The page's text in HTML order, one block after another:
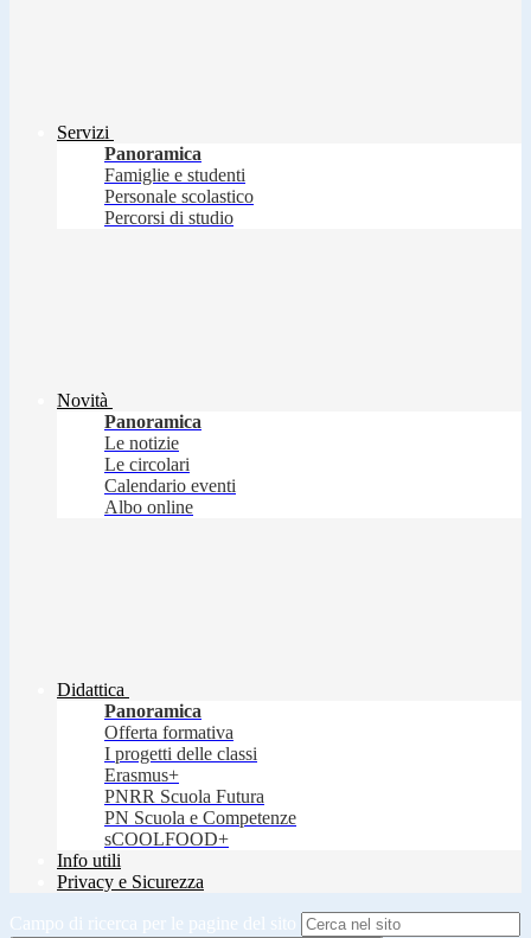
Servizi
Panoramica
Famiglie e studenti
Personale scolastico
Percorsi di studio
Novità
Panoramica
Le notizie
Le circolari
Calendario eventi
Albo online
Didattica
Panoramica
Offerta formativa
I progetti delle classi
Erasmus+
PNRR Scuola Futura
PN Scuola e Competenze
sCOOLFOOD+
Info utili
Privacy e Sicurezza
Campo di ricerca per le pagine del sito